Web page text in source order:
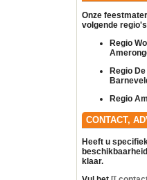
Onze
volgende
Regio
Regio
Regio
CONTACT,
Heeft u
klaar.